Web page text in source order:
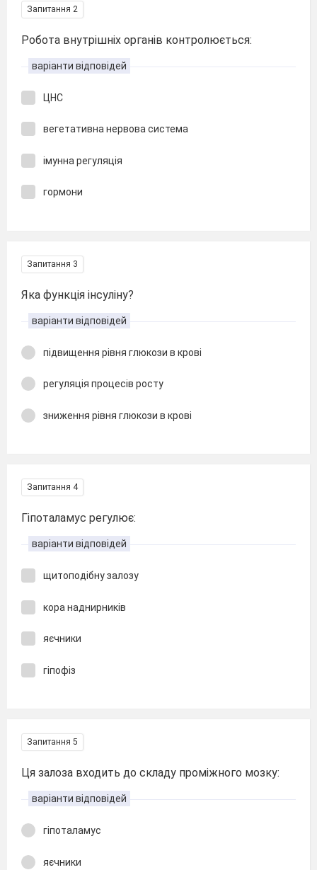
Запитання 2
Робота внутрішніх органів контролюється:
варіанти відповідей
ЦНС
вегетативна нервова система
імунна регуляція
гормони
Запитання 3
Яка функція інсуліну?
варіанти відповідей
підвищення рівня глюкози в крові
регуляція процесів росту
зниження рівня глюкози в крові
Запитання 4
Гіпоталамус регулює:
варіанти відповідей
щитоподібну залозу
кора наднирників
яєчники
гіпофіз
Запитання 5
Ця залоза входить до складу проміжного мозку:
варіанти відповідей
гіпоталамус
яєчники